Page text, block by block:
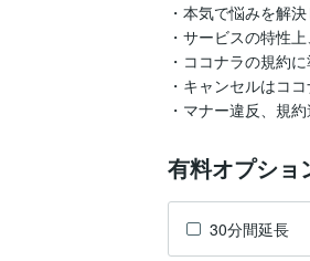
・本気で悩みを解
・サービスの特性
・ココナラの規約
・キャンセルはコ
・マナー違反、規
有料オプショ
30分間延長